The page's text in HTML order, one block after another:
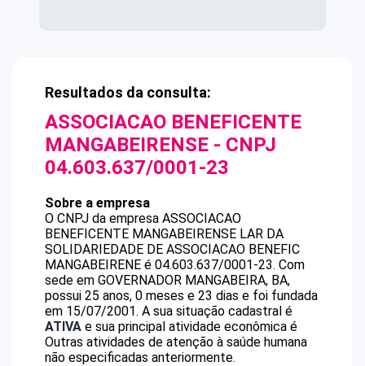
Resultados da consulta:
ASSOCIACAO BENEFICENTE
MANGABEIRENSE - CNPJ
04.603.637/0001-23
Sobre a empresa
O CNPJ da empresa ASSOCIACAO
BENEFICENTE MANGABEIRENSE LAR DA
SOLIDARIEDADE DE ASSOCIACAO BENEFIC
MANGABEIRENE é 04.603.637/0001-23. Com
sede em GOVERNADOR MANGABEIRA, BA,
possui 25 anos, 0 meses e 23 dias e foi fundada
em 15/07/2001. A sua situação cadastral é
ATIVA e sua principal atividade econômica é
Outras atividades de atenção à saúde humana
não especificadas anteriormente.